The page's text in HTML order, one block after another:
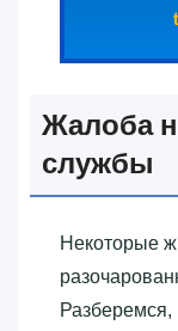
Жалоба
службы
Некоторые
Разберемся,